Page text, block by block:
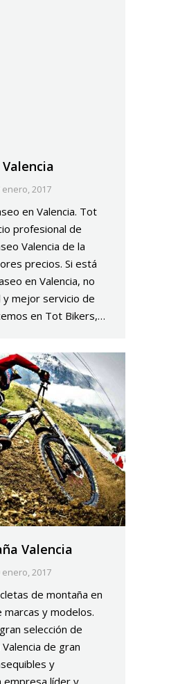
enero, 2017
en Valencia. Tot
profesional de
Valencia de la
precios. Si está
en Valencia, no
mejor servicio de
en Tot Bikers,…
Valencia
enero, 2017
de montaña en
marcas y modelos.
selección de
de gran
y